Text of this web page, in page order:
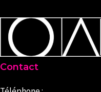
Contact